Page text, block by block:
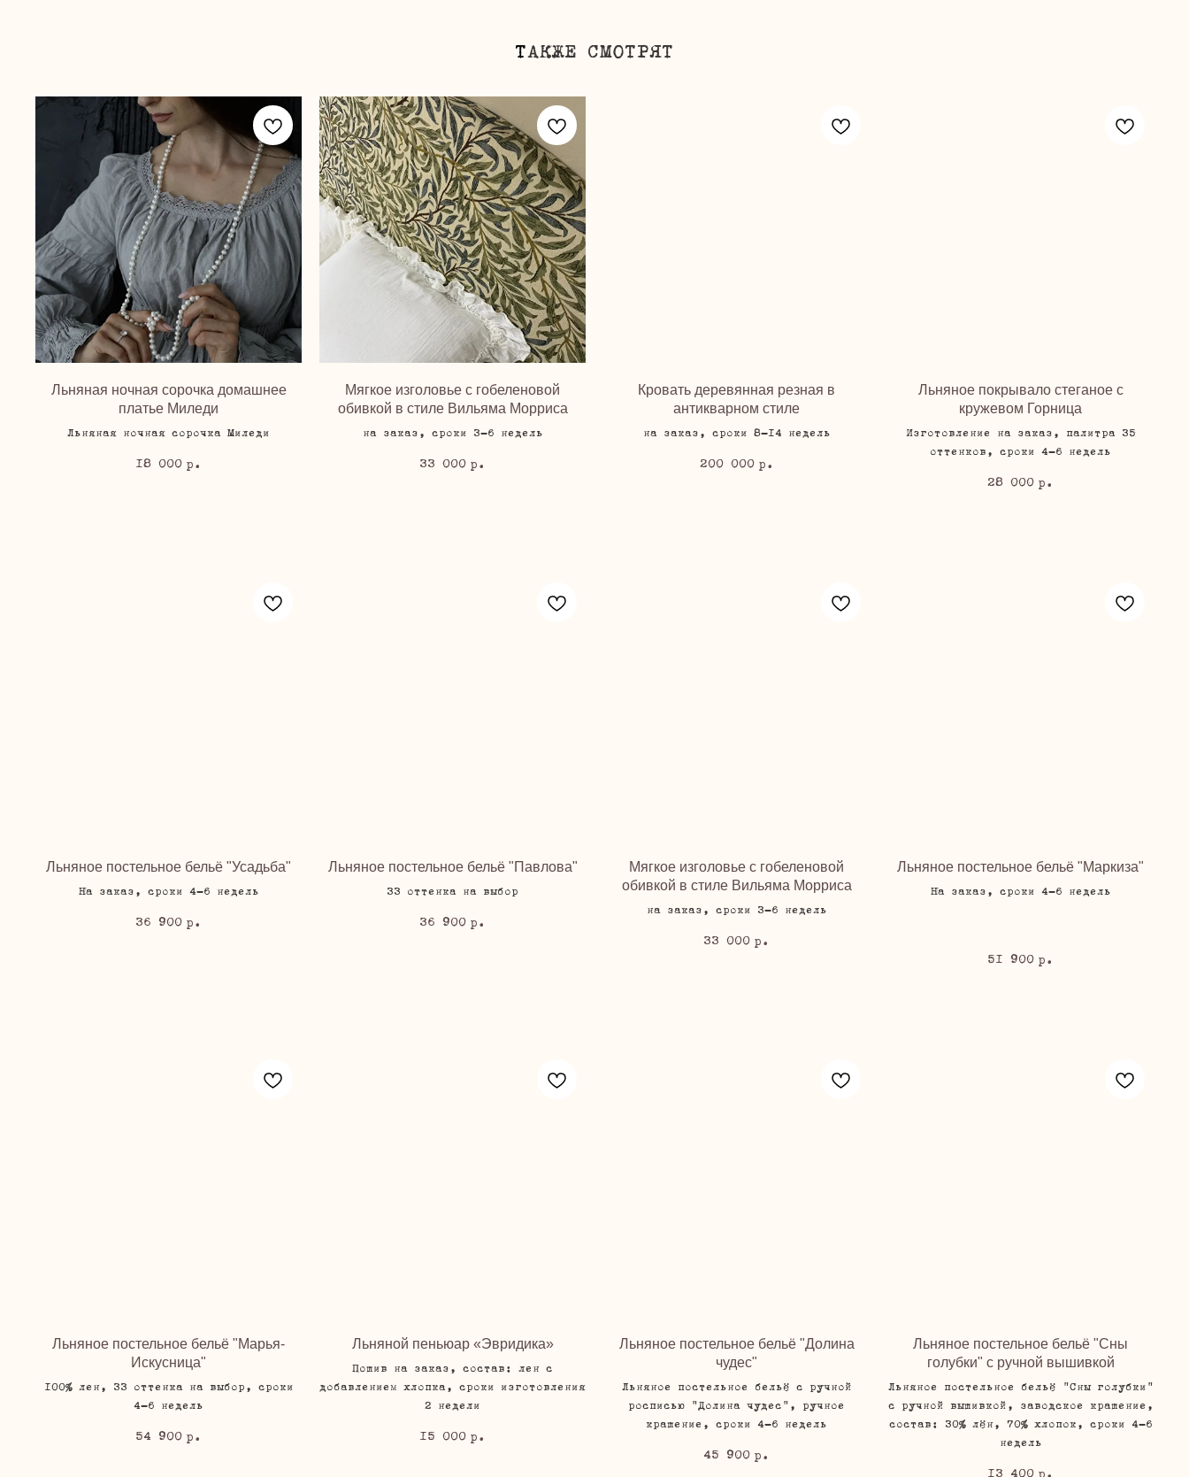
ТАКЖЕ СМОТРЯТ
Льняная ночная сорочка домашнее
платье Миледи
Льняная ночная сорочка Миледи
18 000 р.
Мягкое изголовье с гобеленовой
обивкой в стиле Вильяма Морриса
на заказ, сроки 3-6 недель
33 000 р.
Кровать деревянная резная в
антикварном стиле
на заказ, сроки 8-14 недель
200 000 р.
Льняное покрывало стеганое с
кружевом Горница
Изготовление на заказ, палитра 35
оттенков, сроки 4-6 недель
28 000 р.
Льняное постельное бельё "Усадьба"
На заказ, сроки 4-6 недель
36 900 р.
Льняное постельное бельё "Павлова"
33 оттенка на выбор
36 900 р.
Мягкое изголовье с гобеленовой
обивкой в стиле Вильяма Морриса
на заказ, сроки 3-6 недель
33 000 р.
Льняное постельное бельё "Маркиза"
На заказ, сроки 4-6 недель
51 900 р.
Льняное постельное бельё "Марья-
Искусница"
100% лен, 33 оттенка на выбор, сроки
4-6 недель
54 900 р.
Льняной пеньюар «Эвридика»
Пошив на заказ, состав: лен с
добавлением хлопка, сроки изготовления
2 недели
15 000 р.
Льняное постельное бельё "Долина
чудес"
Льняное постельное бельё с ручной
росписью "Долина чудес", ручное
крашение, сроки 4-6 недель
45 900 р.
Льняное постельное бельё "Сны
голубки" с ручной вышивкой
Льняное постельное бельё "Сны голубки"
с ручной вышивкой, заводское крашение,
состав: 30% лён, 70% хлопок, сроки 4-6
недель
13 400